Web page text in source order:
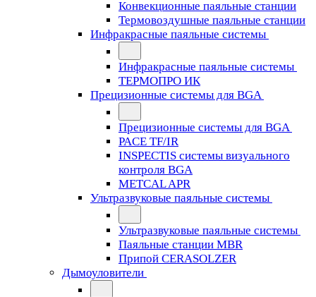
Конвекционные паяльные станции
Термовоздушные паяльные станции
Инфракрасные паяльные системы
Инфракрасные паяльные системы
ТЕРМОПРО ИК
Прецизионные системы для BGA
Прецизионные системы для BGA
PACE TF/IR
INSPECTIS системы визуального
контроля BGA
METCAL APR
Ультразвуковые паяльные системы
Ультразвуковые паяльные системы
Паяльные станции MBR
Припой CERASOLZER
Дымоуловители